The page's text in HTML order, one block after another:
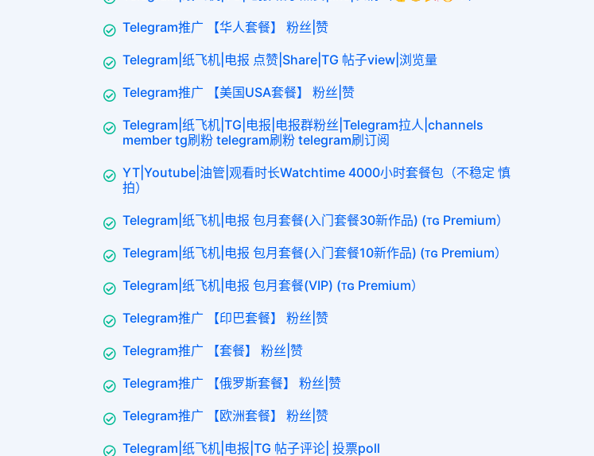
Telegram推广 【华人套餐】 粉丝|赞
Telegram|纸飞机|电报 点赞|Share|TG 帖子view|浏览量
Telegram推广 【美国USA套餐】 粉丝|赞
Telegram|纸飞机|TG|电报|电报群粉丝|Telegram拉人|channels
member tg刷粉 telegram刷粉 telegram刷订阅
YT|Youtube|油管|观看时长Watchtime 4000小时套餐包（不稳定 慎
拍）
Telegram|纸飞机|电报 包月套餐(入门套餐30新作品) (ᴛɢ Premium）
Telegram|纸飞机|电报 包月套餐(入门套餐10新作品) (ᴛɢ Premium）
Telegram|纸飞机|电报 包月套餐(VIP) (ᴛɢ Premium）
Telegram推广 【印巴套餐】 粉丝|赞
Telegram推广 【套餐】 粉丝|赞
Telegram推广 【俄罗斯套餐】 粉丝|赞
Telegram推广 【欧洲套餐】 粉丝|赞
Telegram|纸飞机|电报|TG 帖子评论| 投票poll